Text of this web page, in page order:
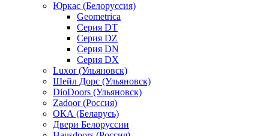
Юркас (Белоруссия)
Geometrica
Серия DT
Серия DZ
Серия DN
Серия DX
Luxor (Ульяновск)
Шейл Дорс (Ульяновск)
DioDoors (Ульяновск)
Zadoor (Россия)
ОКА (Беларусь)
Двери Белоруссии